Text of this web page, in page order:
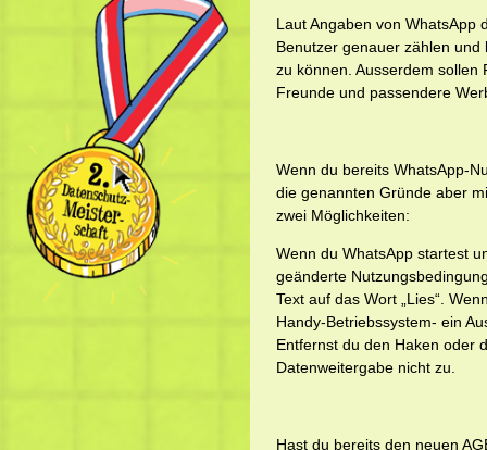
Laut Angaben von WhatsApp
Benutzer genauer zählen
zu können. Ausserdem sollen
Freunde und passendere
Wenn du bereits WhatsApp-
die genannten Gründe aber
zwei Möglichkeiten:
Wenn du WhatsApp startest
geänderte
Text auf das Wort „Lies“.
Handy-Betriebssystem- ein
Entfernst du den Haken oder
Datenweitergabe nicht zu.
Hast du bereits den neuen